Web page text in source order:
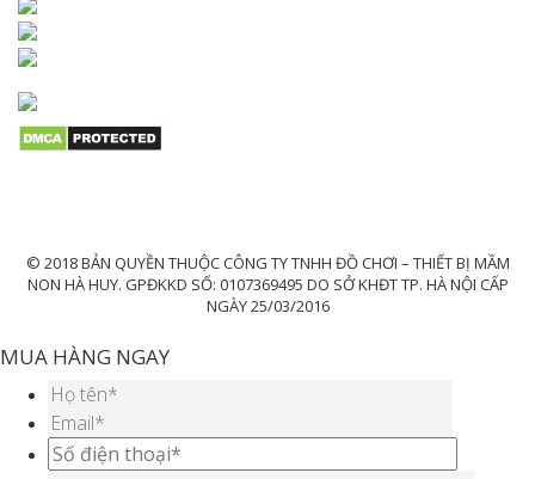
© 2018 BẢN QUYỀN THUỘC CÔNG TY TNHH ĐỒ CHƠI – THIẾT BỊ MẦM
NON HÀ HUY. GPĐKKD SỐ: 0107369495 DO SỞ KHĐT TP. HÀ NỘI CẤP
NGÀY 25/03/2016
MUA HÀNG NGAY